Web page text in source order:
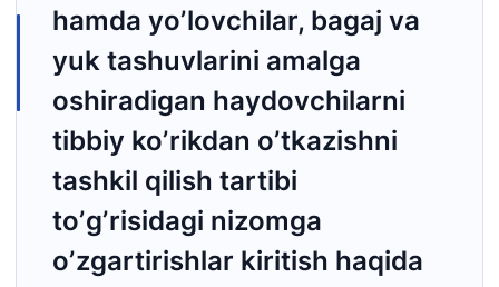
hаmdа yoʼlovchilаr, bаgаj vа
yuk tаshuvlаrini аmаlgа
oshirаdigаn hаydovchilаrni
tibbiy koʼrikdаn oʼtkаzishni
tаshkil qilish tаrtibi
toʼgʼrisidаgi nizomgа
oʼzgаrtirishlаr kiritish hаqidа